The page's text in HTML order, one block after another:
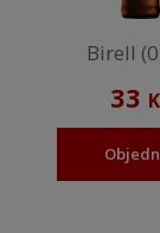
Birell
33